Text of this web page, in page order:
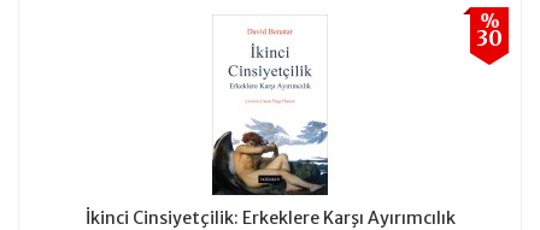
%
30
İkinci Cinsiyetçilik: Erkeklere Karşı Ayırımcılık